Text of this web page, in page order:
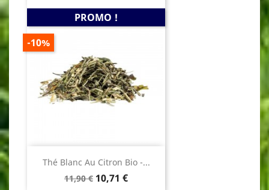
Thé Blanc Au Citron Bio -...
Prix
11,90 € Prix
10,71 €
PROMO !
PRIX
DE
-10%